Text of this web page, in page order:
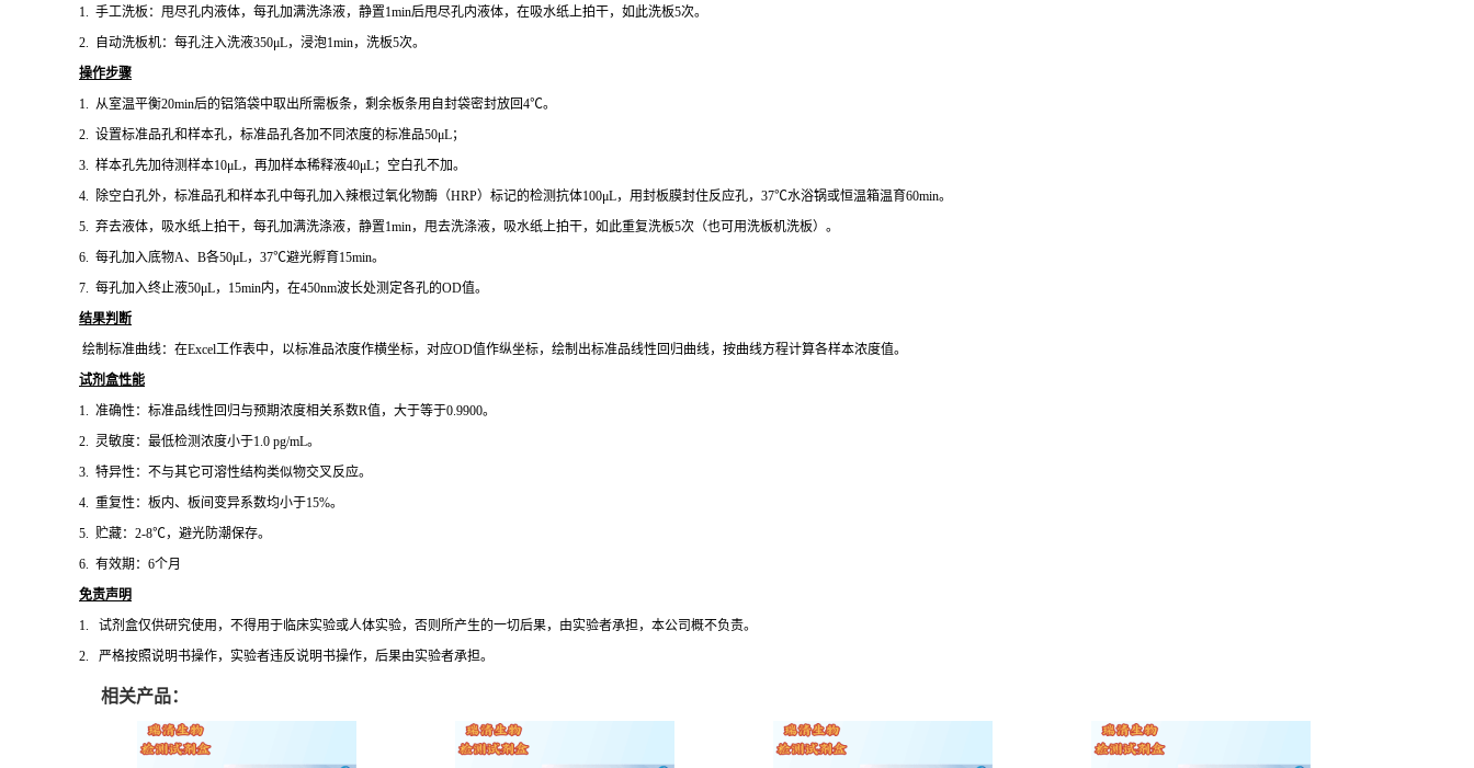
1. 手工洗板：甩尽孔内液体，每孔加满洗涤液，静置1min后甩尽孔内液体，在吸水纸上拍干，如此洗板5次。
2.
自动洗板机：每孔注入洗液350μL，浸泡1min，洗板5次。
操作步骤
1. 从室温平衡20min后的铝箔袋中取出所需板条，剩余板条用自封袋密封放回4℃。
2. 设置标准品孔和样本孔，标准品孔各加不同浓度的标准品50μL；
3. 样本孔先加待测样本10μL，再加样本稀释液40μL；空白孔不加。
4.
除空白孔外，标准品孔和样本孔中每孔加入辣根过氧化物酶（HRP）标记的检测抗体100μL，用封板膜封住反应孔，37℃水浴锅或恒温箱温育60min。
5. 弃去液体，吸水纸上拍干，每孔加满洗涤液，静置1min，甩去洗涤液，吸水纸上拍干，如此重复洗板5次（也可用洗板机洗板）。
6. 每孔加入底物A、B各50μL，37℃避光孵育15min。
7. 每孔加入终止液50μL，15min内，在450nm波长处测定各孔的OD值。
结果判断
绘制标准曲线：在Excel工作表中，以标准品浓度作横坐标，对应OD值作纵坐标，绘制出标准品线性回归曲线，按曲线方程计算各样本浓度值。
试剂盒性能
1. 准确性：标准品线性回归与预期浓度相关系数R值，大于等于0.9900。
2. 灵敏度：最低检测浓度小于1.0 pg/mL。
3. 特异性：不与其它可溶性结构类似物交叉反应。
4. 重复性：板内、板间变异系数均小于15%。
5. 贮藏： 2-8℃，避光防潮保存。
6. 有效期： 6个月
免责声明
1. 试剂盒仅供研究使用，不得用于临床实验或人体实验，否则所产生的一切后果，由实验者承担，本公司概不负责。
2. 严格按照说明书操作，实验者违反说明书操作，后果由实验者承担。
相关产品：